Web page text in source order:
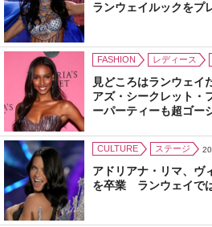
ランウェイルックをプ
FASHION レディース
見どころはランウェ
アズ・シークレット・
ーパーティーも超ゴー
CULTURE ステージ
アドリアナ・リマ、ヴ
を卒業 ランウェイで